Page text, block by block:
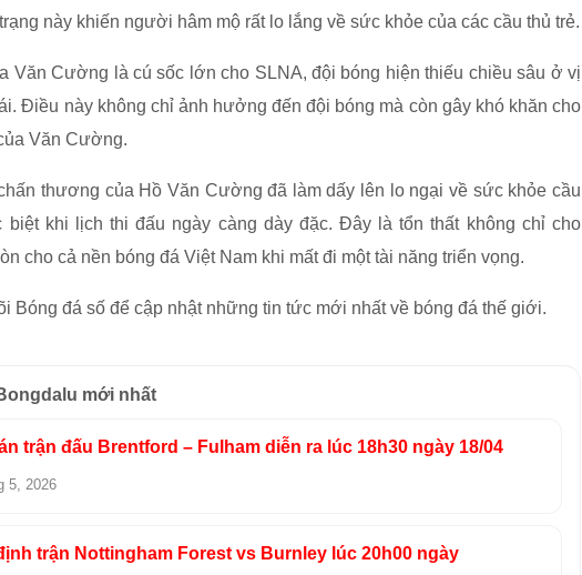
này khiến người hâm mộ rất lo lắng về sức khỏe của các cầu thủ trẻ.
Văn Cường là cú sốc lớn cho SLNA, đội bóng hiện thiếu chiều sâu ở vị
Điều này không chỉ ảnh hưởng đến đội bóng mà còn gây khó khăn cho
Văn Cường.
thương của Hồ Văn Cường đã làm dấy lên lo ngại về sức khỏe cầu
biệt khi lịch thi đấu ngày càng dày đặc. Đây là tổn thất không chỉ cho
cho cả nền bóng đá Việt Nam khi mất đi một tài năng triển vọng.
Bóng đá số để cập nhật những tin tức mới nhất về bóng đá thế giới.
mới nhất
trận đấu Brentford – Fulham diễn ra lúc 18h30 ngày 18/04
5, 2026
trận Nottingham Forest vs Burnley lúc 20h00 ngày